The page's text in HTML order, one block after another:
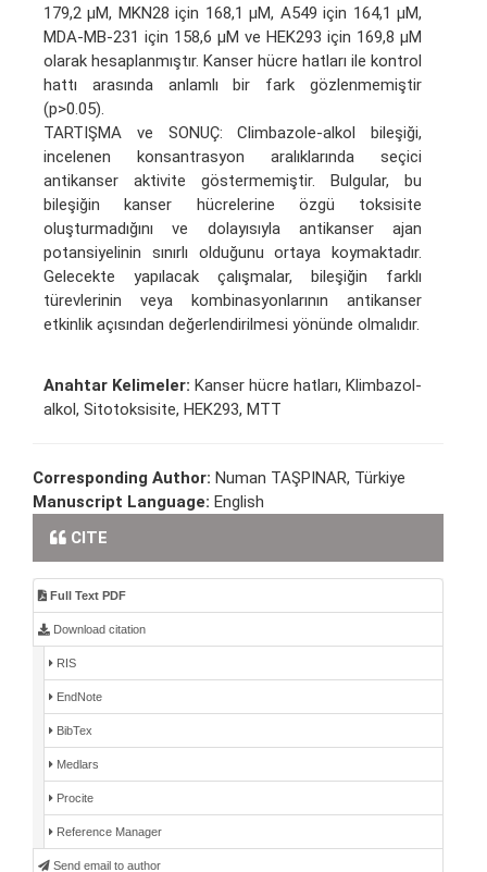
179,2 µM, MKN28 için 168,1 µM, A549 için 164,1 µM,
MDA-MB-231 için 158,6 µM ve HEK293 için 169,8 µM
olarak hesaplanmıştır. Kanser hücre hatları ile kontrol
hattı arasında anlamlı bir fark gözlenmemiştir
(p>0.05).
TARTIŞMA ve SONUÇ: Climbazole-alkol bileşiği,
incelenen konsantrasyon aralıklarında seçici
antikanser aktivite göstermemiştir. Bulgular, bu
bileşiğin kanser hücrelerine özgü toksisite
oluşturmadığını ve dolayısıyla antikanser ajan
potansiyelinin sınırlı olduğunu ortaya koymaktadır.
Gelecekte yapılacak çalışmalar, bileşiğin farklı
türevlerinin veya kombinasyonlarının antikanser
etkinlik açısından değerlendirilmesi yönünde olmalıdır.
Anahtar Kelimeler: Kanser hücre hatları, Klimbazol-
alkol, Sitotoksisite, HEK293, MTT
Corresponding Author: Numan TAŞPINAR, Türkiye
Manuscript Language: English
CITE
Full Text PDF
Download citation
RIS
EndNote
BibTex
Medlars
Procite
Reference Manager
Send email to author